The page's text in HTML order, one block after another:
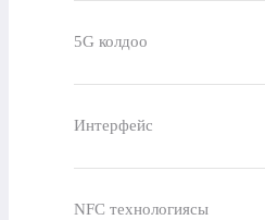
5G колдоо
Интерфейс
NFC технологиясы